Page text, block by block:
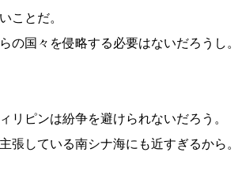
ことだ。
の国々を侵略する必要はないだろうし。
リピンは紛争を避けられないだろう。
張している南シナ海にも近すぎるから。